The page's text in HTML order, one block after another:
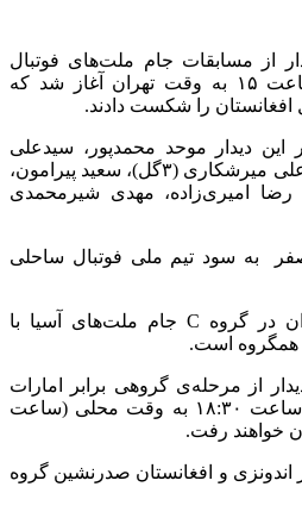
از مسابقات جام ملت‌های فوتبال
ساحلی آسیا در حالی از ساعت ۱۵ به وقت تهران آغاز شد که
این دیدار موحد محمدپور، سیدعلی
ناظم، عباس رضایی (۲گل)، علی میرشکاری (۳گل)، سعید پیرامون،
(۲گل)، رضا امیری‌زاده، مهدی شیرمحمدی
با نتیجه‌ی ۱۴ بر صفر به سود تیم ملی فوتبال ساحلی
تیم ملی فوتبال ساحلی ایران در گروه C جام ملت‌های آسیا با
همگروه است.
از مرحله‌ی گروهی برابر امارات
روز سه‌شنبه ۵ فروردین از ساعت ۱۸:۳۰ به وقت محلی (ساعت
اندونزی و افغانستان صدرنشین گروه